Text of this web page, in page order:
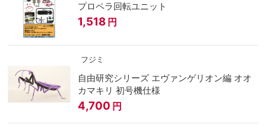
プロペラ回転ユニット
1,518 円
フジミ
自由研究シリーズ エヴァンゲリオン編 オオ
カマキリ 初号機仕様
4,700 円